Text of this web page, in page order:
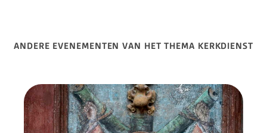
ANDERE EVENEMENTEN VAN HET THEMA KERKDIENST